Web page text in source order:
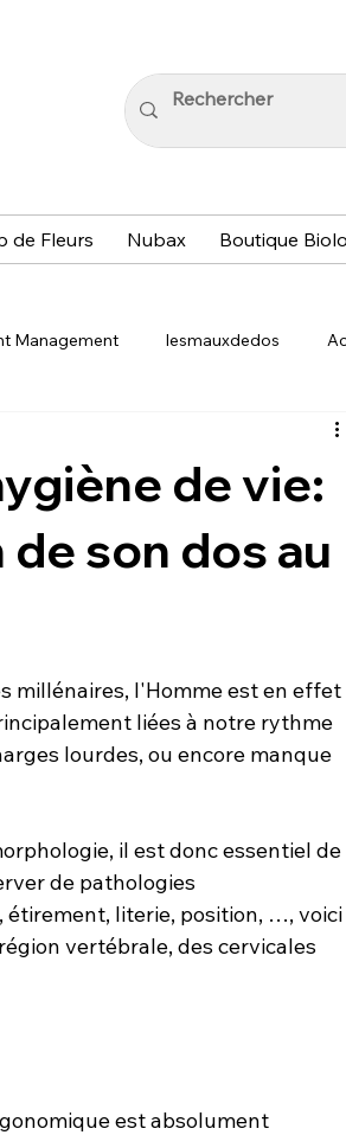
de Fleurs Nubax Boutique
Management lesmauxdedos
de vie:
son dos au
millénaires, l'Homme est en effet
liées à notre rythme
lourdes, ou encore manque
il est donc essentiel de
de pathologies
étirement, literie, position, …,
vertébrale, des cervicales
est absolument